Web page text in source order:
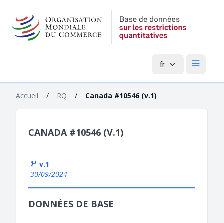
fr Menu
Accueil / RQ / Canada #10546 (v.1)
CANADA #10546 (V.1)
v.1
30/09/2024
DONNÉES DE BASE